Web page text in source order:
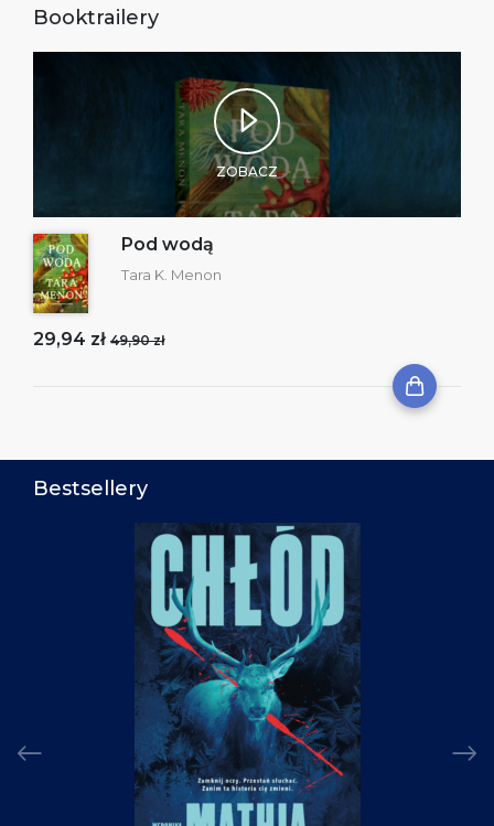
Booktrailery
ZOBACZ
Pod wodą
Tara K. Menon
29,94 zł 49,90 zł
Bestsellery